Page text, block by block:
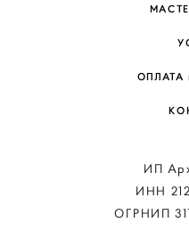
ОПЛАТА
ИП
ИНН
ОГРНИП